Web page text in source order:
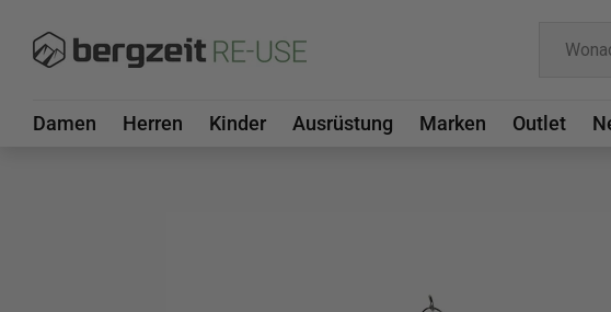
DIREKT ZUM INHALT
Damen Herren Kinder Ausrüstung Marken Outlet